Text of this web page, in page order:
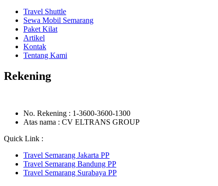
Travel Shuttle
Sewa Mobil Semarang
Paket Kilat
Artikel
Kontak
Tentang Kami
Rekening
No. Rekening : 1-3600-3600-1300
Atas nama : CV ELTRANS GROUP
Quick Link :
Travel Semarang Jakarta PP
Travel Semarang Bandung PP
Travel Semarang Surabaya PP